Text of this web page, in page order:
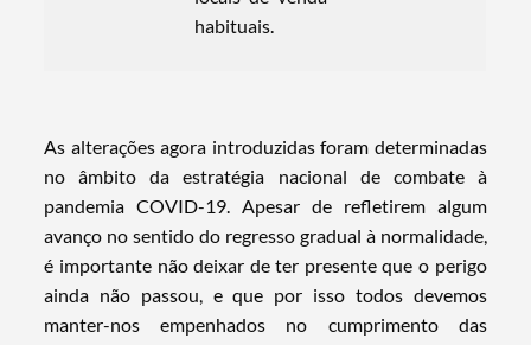
habituais.
As alterações agora introduzidas foram determinadas
no âmbito da estratégia nacional de combate à
pandemia COVID-19. Apesar de refletirem algum
avanço no sentido do regresso gradual à normalidade,
é importante não deixar de ter presente que o perigo
ainda não passou, e que por isso todos devemos
manter-nos empenhados no cumprimento das